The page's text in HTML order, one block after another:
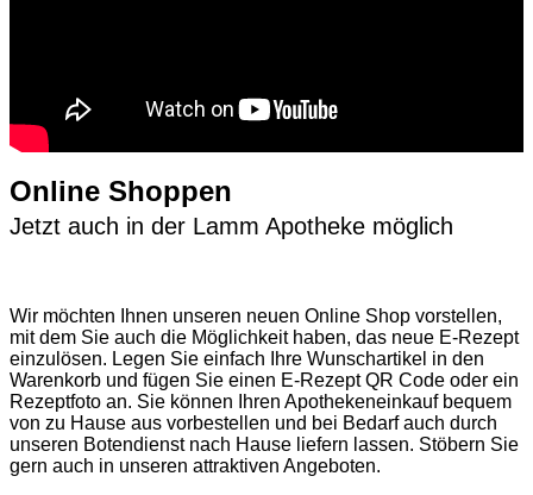
Online Shoppen
Jetzt auch in der Lamm Apotheke möglich
Wir möchten Ihnen unseren neuen Online Shop vorstellen,
mit dem Sie auch die Möglichkeit haben, das neue E-Rezept
einzulösen. Legen Sie einfach Ihre Wunschartikel in den
Warenkorb und fügen Sie einen E-Rezept QR Code oder ein
Rezeptfoto an. Sie können Ihren Apothekeneinkauf bequem
von zu Hause aus vorbestellen und bei Bedarf auch durch
unseren Botendienst nach Hause liefern lassen. Stöbern Sie
gern auch in unseren attraktiven Angeboten.